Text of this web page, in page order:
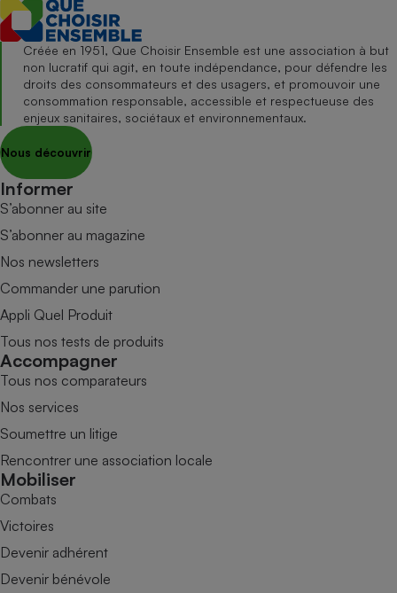
Créée en 1951, Que Choisir Ensemble est une association à but
non lucratif qui agit, en toute indépendance, pour défendre les
droits des consommateurs et des usagers, et promouvoir une
consommation responsable, accessible et respectueuse des
enjeux sanitaires, sociétaux et environnementaux.
Nous découvrir
Informer
S’abonner au site
S’abonner au magazine
Nos newsletters
Commander une parution
Appli Quel Produit
Tous nos tests de produits
Accompagner
Tous nos comparateurs
Nos services
Soumettre un litige
Rencontrer une association locale
Mobiliser
Combats
Victoires
Devenir adhérent
Devenir bénévole